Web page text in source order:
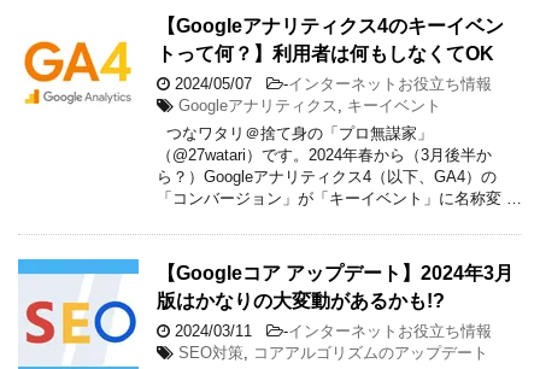
【Googleアナリティクス4のキーイベン
トって何？】利用者は何もしなくてOK
2024/05/07 -インターネットお役立ち情報
Googleアナリティクス
キーイベント
つなワタリ＠捨て身の「プロ無謀家」
（@27watari）です。2024年春から（3月後半か
ら？）Googleアナリティクス4（以下、GA4）の
「コンバージョン」が「キーイベント」に名称変 …
【Googleコア アップデート】2024年3月
版はかなりの大変動があるかも!?
2024/03/11 -インターネットお役立ち情報
SEO対策
コアアルゴリズムのアップデート